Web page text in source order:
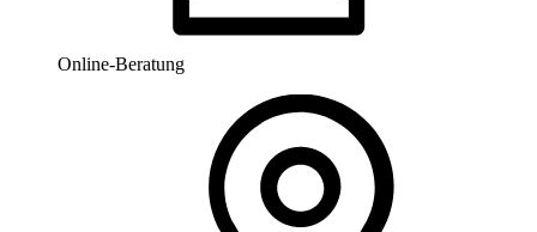
Online-Beratung